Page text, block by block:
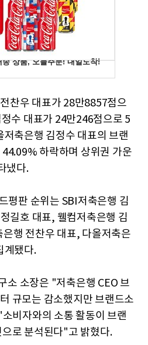
찬우 대표가 28만8857점으
수 대표가 24만246점으로 5
축은행 김정수 대표의 브랜
하락하며 상위권 가운
냈다.
평판 순위는 SBI저축은행 김
길호 대표, 웰컴저축은행 김
행 전찬우 대표, 다올저축은
계됐다.
소 소장은 "저축은행 CEO 브
규모는 감소했지만 브랜드소
비자와의 소통 활동이 브랜
로 분석된다"고 밝혔다.